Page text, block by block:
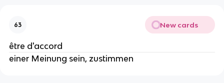
63 New cards
être d'accord
einer Meinung sein, zustimmen